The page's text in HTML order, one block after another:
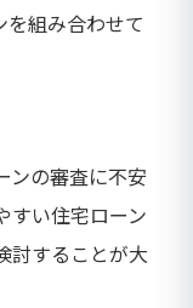
を組み合わせて
ンの審査に不安
すい住宅ローン
討することが大